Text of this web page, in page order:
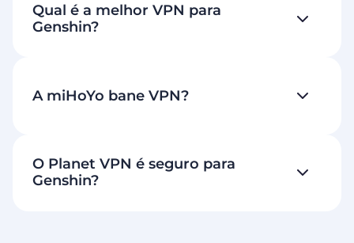
Qual é a melhor VPN para
Genshin?
A miHoYo bane VPN?
O Planet VPN é seguro para
Genshin?